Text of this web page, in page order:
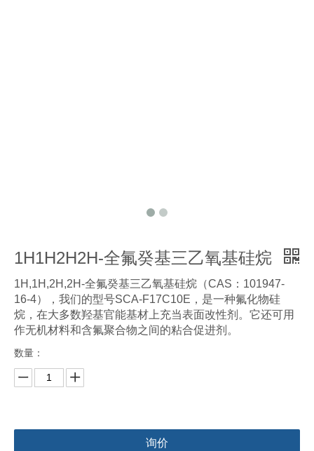
1H1H2H2H-全氟癸基三乙氧基硅烷
1H,1H,2H,2H-全氟癸基三乙氧基硅烷（CAS：101947-
16-4），我们的型号SCA-F17C10E，是一种氟化物硅
烷，在大多数羟基官能基材上充当表面改性剂。它还可用
作无机材料和含氟聚合物之间的粘合促进剂。
数量：
询价